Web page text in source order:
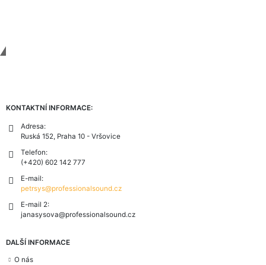
KONTAKTNÍ INFORMACE:
Adresa:
Ruská 152, Praha 10 - Vršovice
Telefon:
(+420) 602 142 777
E-mail:
petrsys@professionalsound.cz
E-mail 2:
janasysova@professionalsound.cz
DALŠÍ INFORMACE
O nás